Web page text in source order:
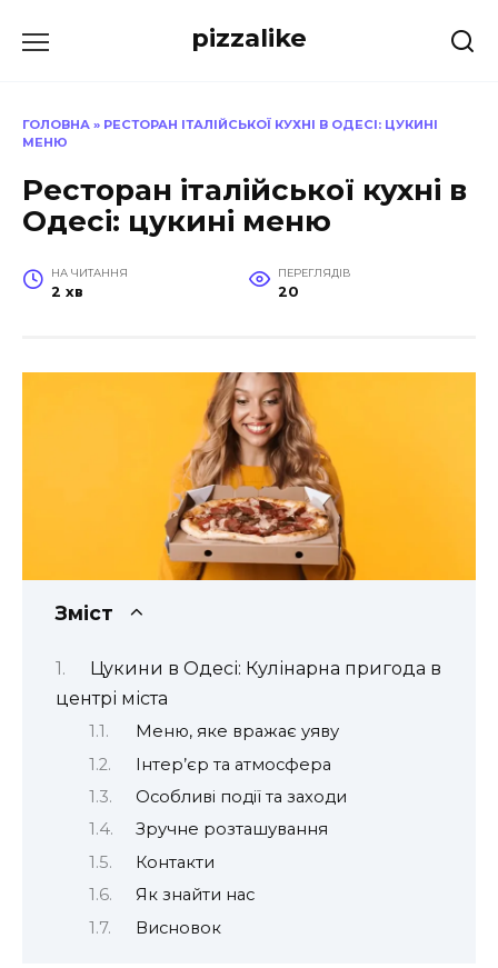
до
pizzalike
ГОЛОВНА » РЕСТОРАН ІТАЛІЙСЬКОЇ КУХНІ В ОДЕСІ: ЦУКИНІ
МЕНЮ
Ресторан італійської кухні в
Одесі: цукині меню
НА ЧИТАННЯ
2 хв
ПЕРЕГЛЯДІВ
20
Зміст
Цукини в Одесі: Кулінарна пригода в
центрі міста
Меню, яке вражає уяву
Інтер’єр та атмосфера
Особливі події та заходи
Зручне розташування
Контакти
Як знайти нас
Висновок